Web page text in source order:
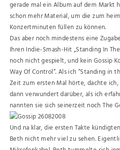
gerade mal ein Album auf dem Markt
schon mehr Material, um die zum
Konzertminuten füllen zu können.
Das aber noch mindestens eine
Ihren Indie-Smash-Hit „Standing In
noch nicht gespielt, und kein Gossip
Way Of Control“. Als ich “Standing in
Zeit zum ersten Mal hörte, dachte
dann verwundert darüber, als ich
nannten sie sich seinerzeit noch The
Und na klar, die ersten Takte
Beth nicht mehr viel zu sehen.